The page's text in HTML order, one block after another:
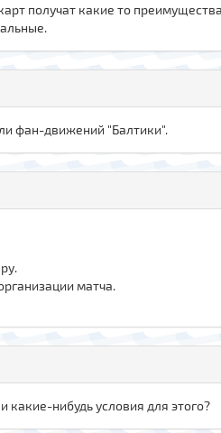
получат какие то
фан-движений "Балтики".
матча.
какие-нибудь условия для этого?